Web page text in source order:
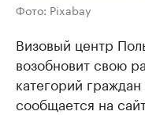
Фото: Pixabay
Визовый центр
возобновит свою
категорий
сообщается на